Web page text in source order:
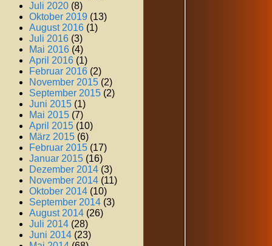
Juli 2020 (8)
Oktober 2019 (13)
August 2016 (1)
Juli 2016 (3)
Mai 2016 (4)
April 2016 (1)
Februar 2016 (2)
November 2015 (2)
September 2015 (2)
Juni 2015 (1)
Mai 2015 (7)
April 2015 (10)
März 2015 (6)
Februar 2015 (17)
Januar 2015 (16)
Dezember 2014 (3)
November 2014 (11)
Oktober 2014 (10)
September 2014 (3)
August 2014 (26)
Juli 2014 (28)
Juni 2014 (23)